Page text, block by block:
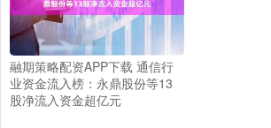
融期策略配资APP下载 通信行
业资金流入榜：永鼎股份等13
股净流入资金超亿元